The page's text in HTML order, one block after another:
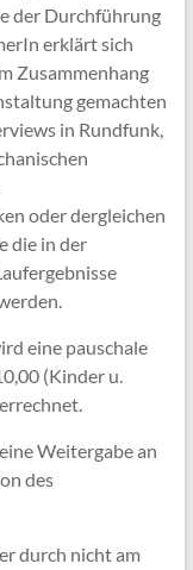
der Durchführung
erklärt sich
Zusammenhang
gemachten
in Rundfunk,
oder dergleichen
die in der
eine pauschale
(Kinder u.
Weitergabe an
des
durch nicht am